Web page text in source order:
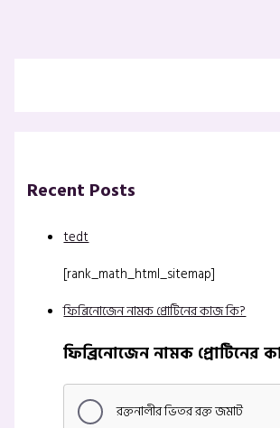
Recent Posts
tedt
[rank_math_html_sitemap]
ফিব্রিনোজেন নামক প্রোটিনের কাজ কি?
ফিব্রিনোজেন নামক প্রোটিনের
রক্তনালীর ভিতর রক্ত জমাট